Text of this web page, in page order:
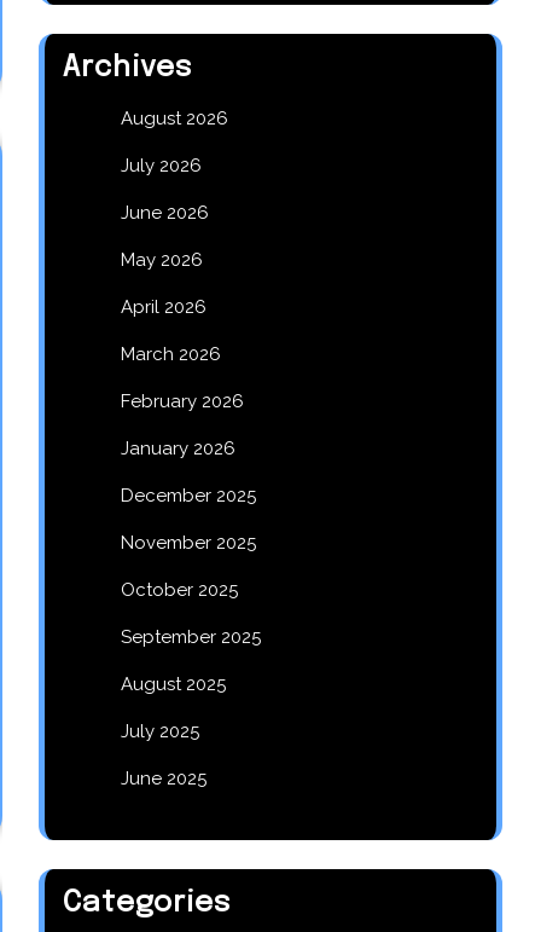
Archives
August 2026
July 2026
June 2026
May 2026
April 2026
March 2026
February 2026
January 2026
December 2025
November 2025
October 2025
September 2025
August 2025
July 2025
June 2025
Categories